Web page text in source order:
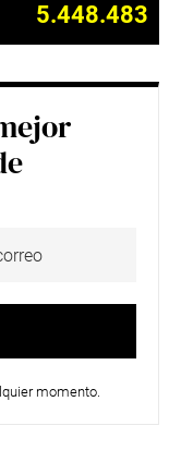
5.448.483
momento.